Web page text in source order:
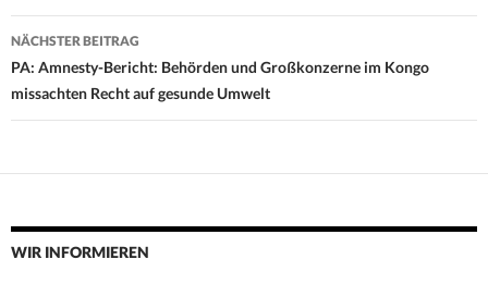
NÄCHSTER BEITRAG
PA: Amnesty-Bericht: Behörden und Großkonzerne im Kongo
missachten Recht auf gesunde Umwelt
WIR INFORMIEREN